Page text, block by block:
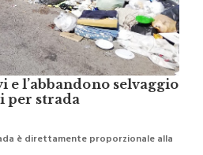
e l’abbandono selvaggio
strada